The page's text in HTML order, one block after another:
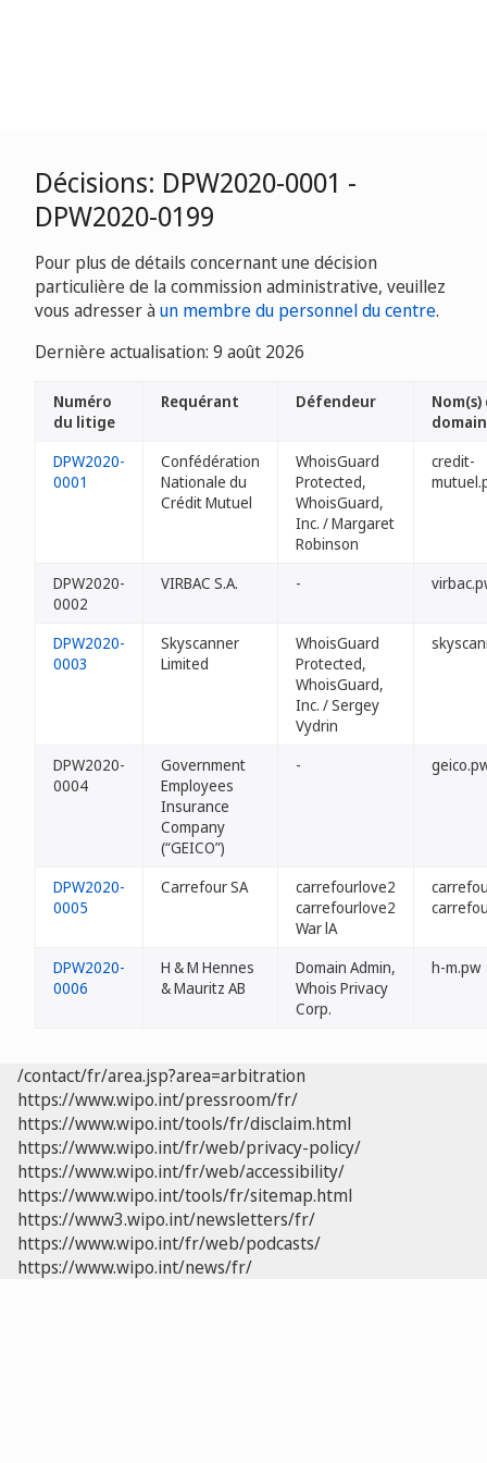
Décisions: DPW2020-0001 -
DPW2020-0199
Pour plus de détails concernant une décision
particulière de la commission administrative, veuillez
vous adresser àun membre du personnel du centre.
Dernière actualisation: 9 août 2026
Numéro
du litige
Requérant Défendeur
Nom(s)
DPW2020-
0001
Confédération
Nationale du
Crédit Mutuel
WhoisGuard
Protected,
WhoisGuard,
Inc. / Margaret
Robinson
credit-
DPW2020-
0002
VIRBAC S.A. -
DPW2020-
0003
Skyscanner
Limited
WhoisGuard
Protected,
WhoisGuard,
Inc. / Sergey
Vydrin
DPW2020-
0004
Government
Employees
Insurance
Company
(“GEICO”)
-
DPW2020-
0005
Carrefour SA
carrefourlove2
carrefourlove2
War lA
DPW2020-
0006
H & M Hennes
& Mauritz AB
Domain Admin,
Whois Privacy
Corp.
h-m.pw
/contact/fr/area.jsp?area=arbitration
https://www.wipo.int/pressroom/fr/
https://www.wipo.int/tools/fr/disclaim.html
https://www.wipo.int/fr/web/privacy-policy/
https://www.wipo.int/fr/web/accessibility/
https://www.wipo.int/tools/fr/sitemap.html
https://www3.wipo.int/newsletters/fr/
https://www.wipo.int/fr/web/podcasts/
https://www.wipo.int/news/fr/